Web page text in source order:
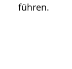
führen.